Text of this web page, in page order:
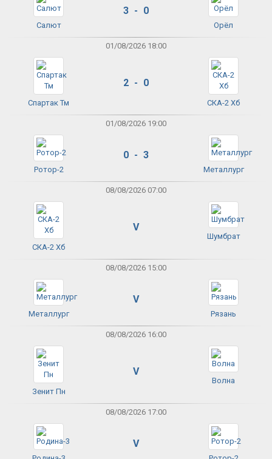
Салют
3 - 0
Орёл
01/08/2026 18:00
Спартак Тм
2 - 0
СКА-2 Хб
01/08/2026 19:00
Ротор-2
0 - 3
Металлург
08/08/2026 07:00
СКА-2 Хб
V
Шумбрат
08/08/2026 15:00
Металлург
V
Рязань
08/08/2026 16:00
Зенит Пн
V
Волна
08/08/2026 17:00
V